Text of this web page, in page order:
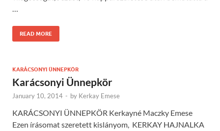
…
READ MORE
KARÁCSONYI ÜNNEPKÖR
Karácsonyi Ünnepkör
January 10, 2014 - by Kerkay Emese
KARÁCSONYI ÜNNEPKÖR Kerkayné Maczky Emese
Ezen írásomat szeretett kislányom, KERKAY HAJNALKA